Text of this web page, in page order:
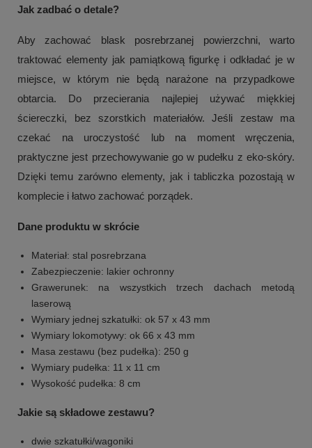
Jak zadbać o detale?
Aby zachować blask posrebrzanej powierzchni, warto
traktować elementy jak pamiątkową figurkę i odkładać je w
miejsce, w którym nie będą narażone na przypadkowe
obtarcia. Do przecierania najlepiej używać miękkiej
ściereczki, bez szorstkich materiałów. Jeśli zestaw ma
czekać na uroczystość lub na moment wręczenia,
praktyczne jest przechowywanie go w pudełku z eko-skóry.
Dzięki temu zarówno elementy, jak i tabliczka pozostają w
komplecie i łatwo zachować porządek.
Dane produktu w skrócie
Materiał: stal posrebrzana
Zabezpieczenie: lakier ochronny
Grawerunek: na wszystkich trzech dachach metodą
laserową
Wymiary jednej szkatułki: ok 57 x 43 mm
Wymiary lokomotywy: ok 66 x 43 mm
Masa zestawu (bez pudełka): 250 g
Wymiary pudełka: 11 x 11 cm
Wysokość pudełka: 8 cm
Jakie są składowe zestawu?
dwie szkatułki/wagoniki